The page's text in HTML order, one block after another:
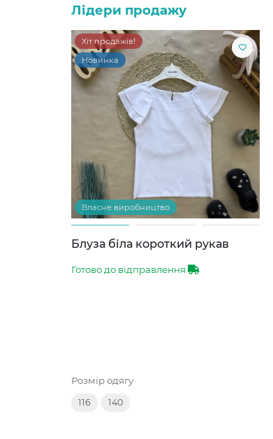
Лідери продажу
Хіт продажів!
Новинка
Власне виробництво
Блуза біла короткий рукав
Готово до відправлення
Розмір одягу
116 140